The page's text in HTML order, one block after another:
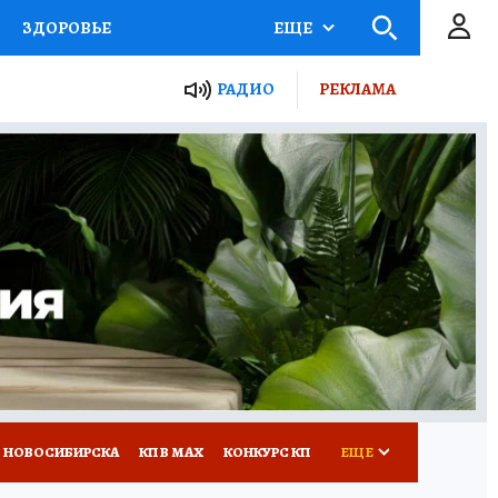
ЗДОРОВЬЕ
Я ЗНАЮ СЕМЬЯ
СЕРИАЛЫ
ВСЕ О КП РАДИО КП
ЕЩЕ
РАДИО РЕКЛАМА
КП В МАХ КОНКУРС КП ЕЩЕ